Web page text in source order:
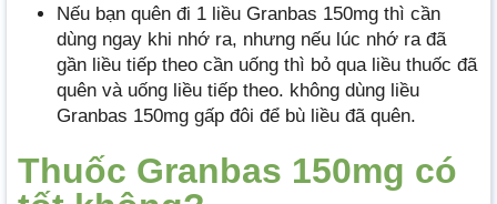
Nếu bạn quên đi 1 liều Granbas 150mg thì cần
dùng ngay khi nhớ ra, nhưng nếu lúc nhớ ra đã
gần liều tiếp theo cần uống thì bỏ qua liều thuốc đã
quên và uống liều tiếp theo. không dùng liều
Granbas 150mg gấp đôi để bù liều đã quên.
Thuốc Granbas 150mg có